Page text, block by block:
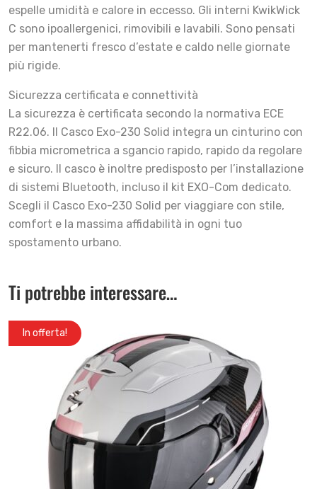
espelle umidità e calore in eccesso. Gli interni KwikWick
C sono ipoallergenici, rimovibili e lavabili. Sono pensati
per mantenerti fresco d’estate e caldo nelle giornate
più rigide.
Sicurezza certificata e connettività
La sicurezza è certificata secondo la normativa ECE
R22.06. Il Casco Exo-230 Solid integra un cinturino con
fibbia micrometrica a sgancio rapido, rapido da regolare
e sicuro. Il casco è inoltre predisposto per l’installazione
di sistemi Bluetooth, incluso il kit EXO-Com dedicato.
Scegli il Casco Exo-230 Solid per viaggiare con stile,
comfort e la massima affidabilità in ogni tuo
spostamento urbano.
Ti potrebbe interessare…
In offerta!